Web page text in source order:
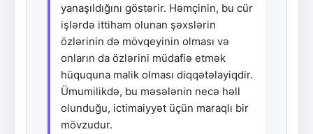
yanaşıldığını göstərir. Həmçinin, bu cür
işlərdə ittiham olunan şəxslərin
özlərinin də mövqeyinin olması və
onların da özlərini müdafiə etmək
hüququna malik olması diqqətəlayiqdir.
Ümumilikdə, bu məsələnin necə həll
olunduğu, ictimaiyyət üçün maraqlı bir
mövzudur.